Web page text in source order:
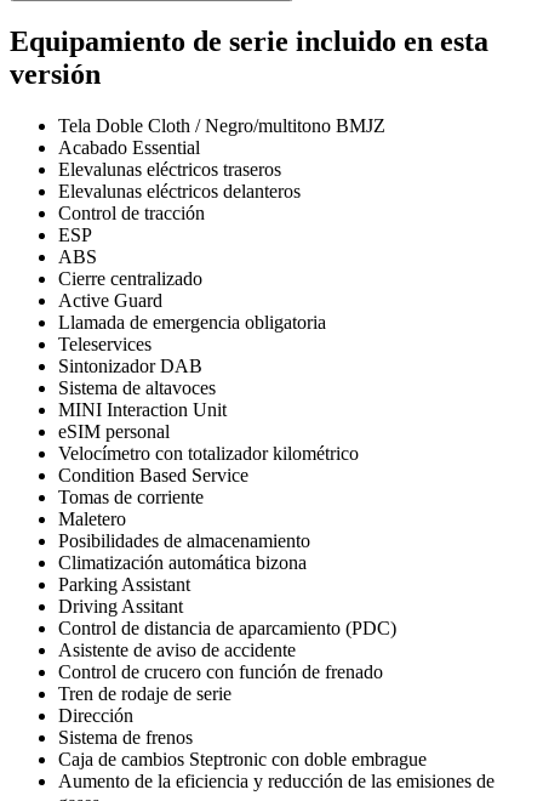
Equipamiento de serie incluido en esta
versión
Tela Doble Cloth / Negro/multitono BMJZ
Acabado Essential
Elevalunas eléctricos traseros
Elevalunas eléctricos delanteros
Control de tracción
ESP
ABS
Cierre centralizado
Active Guard
Llamada de emergencia obligatoria
Teleservices
Sintonizador DAB
Sistema de altavoces
MINI Interaction Unit
eSIM personal
Velocímetro con totalizador kilométrico
Condition Based Service
Tomas de corriente
Maletero
Posibilidades de almacenamiento
Climatización automática bizona
Parking Assistant
Driving Assitant
Control de distancia de aparcamiento (PDC)
Asistente de aviso de accidente
Control de crucero con función de frenado
Tren de rodaje de serie
Dirección
Sistema de frenos
Caja de cambios Steptronic con doble embrague
Aumento de la eficiencia y reducción de las emisiones de